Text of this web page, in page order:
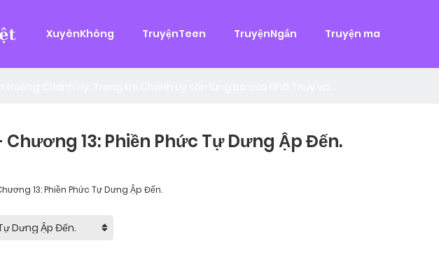
XuyênKhông TruyệnTeen TruyệnNgắn Truyện ma
đại dương
trưởng cướp biển Đoàn Hùng, một tên cướp biển chân chính. Cho đến một ngày, cô
Chương 13: Phiền Phức Tự Dưng Ập Đến.
13: Phiền Phức Tự Dưng Ập Đến.